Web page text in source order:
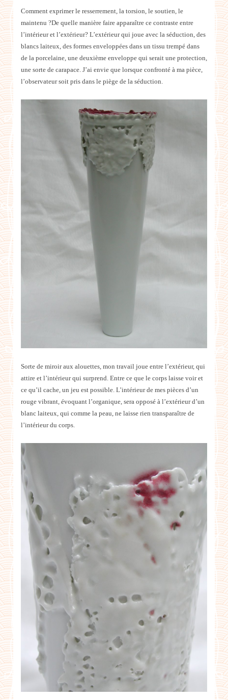
Comment exprimer le resserrement, la torsion, le soutien, le
maintenu ?De quelle manière faire apparaître ce contraste entre
l’intérieur et l’extérieur? L’extérieur qui joue avec la séduction, des
blancs laiteux, des formes enveloppées dans un tissu trempé dans
de la porcelaine, une deuxième enveloppe qui serait une protection,
une sorte de carapace. J’ai envie que lorsque confronté à ma pièce,
l’observateur soit pris dans le piège de la séduction.
Sorte de miroir aux alouettes, mon travail joue entre l’extérieur, qui
attire et l’intérieur qui surprend. Entre ce que le corps laisse voir et
ce qu’il cache, un jeu est possible. L’intérieur de mes pièces d’un
rouge vibrant, évoquant l’organique, sera opposé à l’extérieur d’un
blanc laiteux, qui comme la peau, ne laisse rien transparaître de
l’intérieur du corps.